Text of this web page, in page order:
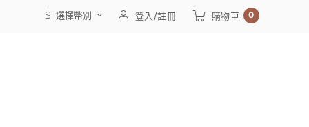
選擇幣別 登入/註冊 購物車 0